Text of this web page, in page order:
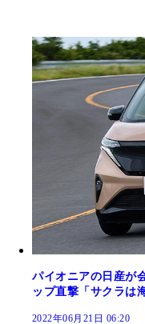
パイオニアの日産が
ップ直撃「サクラは
2022年06月21日 06:20